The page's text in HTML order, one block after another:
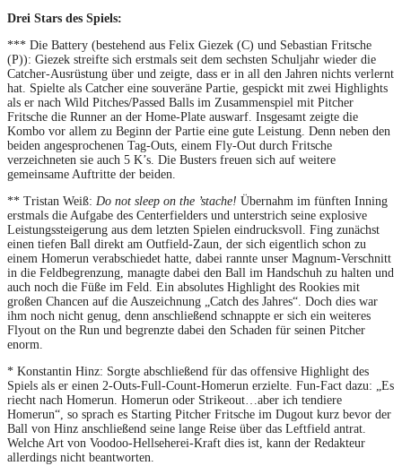
Drei Stars des Spiels:
*** Die Battery (bestehend aus Felix Giezek (C) und Sebastian Fritsche
(P)): Giezek streifte sich erstmals seit dem sechsten Schuljahr wieder die
Catcher-Ausrüstung über und zeigte, dass er in all den Jahren nichts verlernt
hat. Spielte als Catcher eine souveräne Partie, gespickt mit zwei Highlights
als er nach Wild Pitches/Passed Balls im Zusammenspiel mit Pitcher
Fritsche die Runner an der Home-Plate auswarf. Insgesamt zeigte die
Kombo vor allem zu Beginn der Partie eine gute Leistung. Denn neben den
beiden angesprochenen Tag-Outs, einem Fly-Out durch Fritsche
verzeichneten sie auch 5 K’s. Die Busters freuen sich auf weitere
gemeinsame Auftritte der beiden.
** Tristan Weiß: Do not sleep on the ’stache! Übernahm im fünften Inning
erstmals die Aufgabe des Centerfielders und unterstrich seine explosive
Leistungssteigerung aus dem letzten Spielen eindrucksvoll. Fing zunächst
einen tiefen Ball direkt am Outfield-Zaun, der sich eigentlich schon zu
einem Homerun verabschiedet hatte, dabei rannte unser Magnum-Verschnitt
in die Feldbegrenzung, managte dabei den Ball im Handschuh zu halten und
auch noch die Füße im Feld. Ein absolutes Highlight des Rookies mit
großen Chancen auf die Auszeichnung „Catch des Jahres“. Doch dies war
ihm noch nicht genug, denn anschließend schnappte er sich ein weiteres
Flyout on the Run und begrenzte dabei den Schaden für seinen Pitcher
enorm.
* Konstantin Hinz: Sorgte abschließend für das offensive Highlight des
Spiels als er einen 2-Outs-Full-Count-Homerun erzielte. Fun-Fact dazu: „Es
riecht nach Homerun. Homerun oder Strikeout…aber ich tendiere
Homerun“, so sprach es Starting Pitcher Fritsche im Dugout kurz bevor der
Ball von Hinz anschließend seine lange Reise über das Leftfield antrat.
Welche Art von Voodoo-Hellseherei-Kraft dies ist, kann der Redakteur
allerdings nicht beantworten.